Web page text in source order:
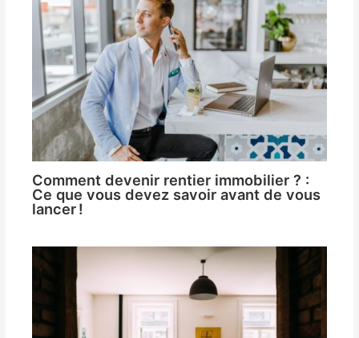
Comment devenir rentier immobilier ? :
Ce que vous devez savoir avant de vous
lancer !